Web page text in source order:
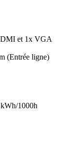
et 1x VGA
(Entrée ligne)
1000h